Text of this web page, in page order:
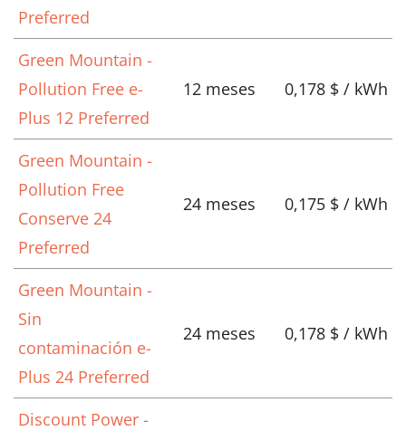
Preferred
Green Mountain -
Pollution Free e-
Plus 12 Preferred
12 meses 0,178 $ / kWh
Green Mountain -
Pollution Free
Conserve 24
Preferred
24 meses 0,175 $ / kWh
Green Mountain -
Sin
contaminación e-
Plus 24 Preferred
24 meses 0,178 $ / kWh
Discount Power -